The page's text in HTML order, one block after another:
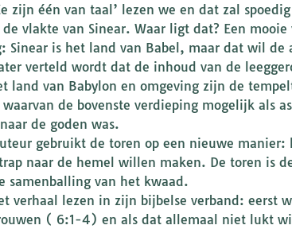
zijn één van taal’ lezen we en dat zal
vlakte van Sinear. Waar ligt dat? Een
Sinear is het land van Babel, maar dat wil
verteld wordt dat de inhoud van de
land van Babylon en omgeving zijn de
de bovenste verdieping mogelijk als
de goden was.
gebruikt de toren op een nieuwe
naar de hemel willen maken. De toren is
samenballing van het kwaad.
verhaal lezen in zijn bijbelse verband: eerst
( 6:1-4) en als dat allemaal niet lukt